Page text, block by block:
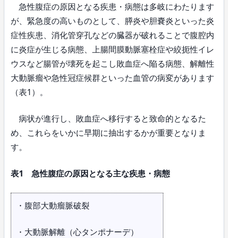
急性腹症の原因となる疾患・病態は多岐にわたります
が、緊急度の高いものとして、膵炎や胆嚢炎といった炎
症性疾患、消化管穿孔などの臓器が破れることで腹腔内
に炎症が生じる病態、上腸間膜動脈塞栓症や絞扼性イレ
ウスなど腸管が壊死を起こし敗血症へ陥る病態、解離性
大動脈瘤や急性冠症候群といった血管の病変があります
（表1）。
病状が進行し、敗血症へ移行すると致命的となるた
め、これらをいかに早期に抽出するかが重要となりま
す。
表1 急性腹症の原因となる主な疾患・病態
・腹部大動瘤脈破裂
・大動脈解離（心タンポナーデ）